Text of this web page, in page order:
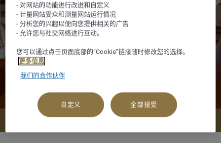
查看可订选项
- 对网站的功能进行改进和自定义
- 计量网站受众和测量网站运行情况
- 分析您的兴趣以便向您提供相关的广告
- 允许您与社交网络进行互动。
您可以通过点击页面底部的“Cookie”链接随时修改您的选择。
更多信息
我们的合作伙伴
自定义 全部接受